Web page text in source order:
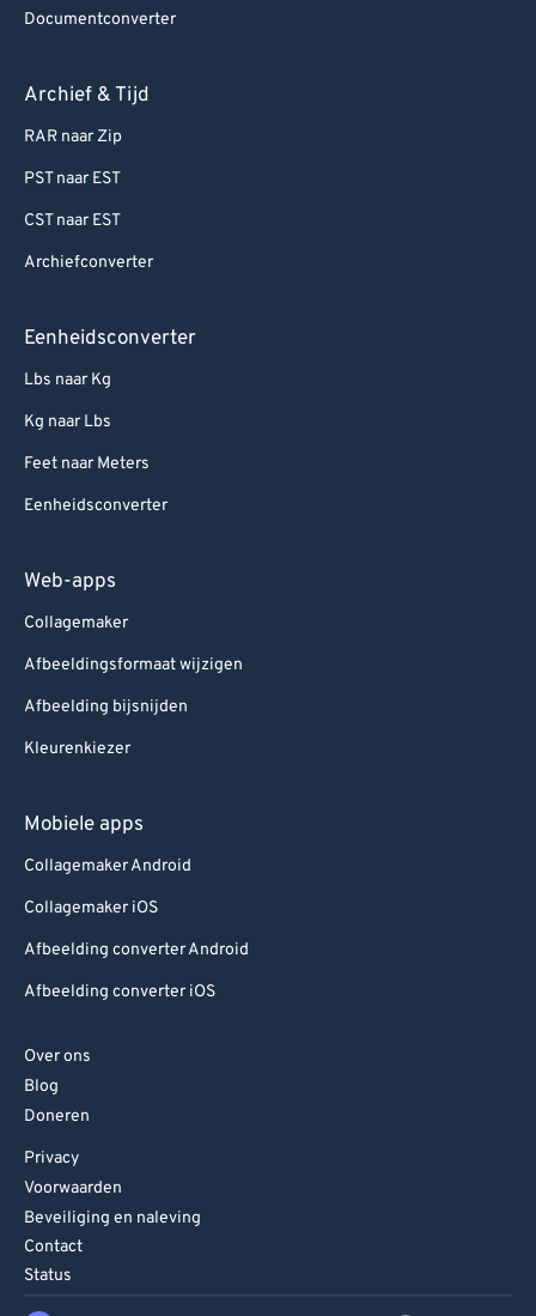
Documentconverter
Archief & Tijd
RAR naar Zip
PST naar EST
CST naar EST
Archiefconverter
Eenheidsconverter
Lbs naar Kg
Kg naar Lbs
Feet naar Meters
Eenheidsconverter
Web-apps
Collagemaker
Afbeeldingsformaat wijzigen
Afbeelding bijsnijden
Kleurenkiezer
Mobiele apps
Collagemaker Android
Collagemaker iOS
Afbeelding converter Android
Afbeelding converter iOS
Over ons
Blog
Doneren
Privacy
Voorwaarden
Beveiliging en naleving
Contact
Status